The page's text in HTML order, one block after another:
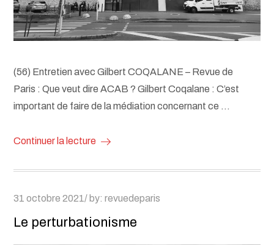
(56) Entretien avec Gilbert COQALANE – Revue de
Paris : Que veut dire ACAB ? Gilbert Coqalane : C’est
important de faire de la médiation concernant ce …
Continuer la lecture
Posted
31 octobre 2021 by:revuedeparis
Le perturbationisme